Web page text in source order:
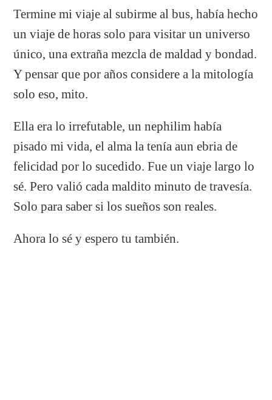
Termine mi viaje al subirme al bus, había hecho
un viaje de horas solo para visitar un universo
único, una extraña mezcla de maldad y bondad.
Y pensar que por años considere a la mitología
solo eso, mito.
Ella era lo irrefutable, un nephilim había
pisado mi vida, el alma la tenía aun ebria de
felicidad por lo sucedido. Fue un viaje largo lo
sé. Pero valió cada maldito minuto de travesía.
Solo para saber si los sueños son reales.
Ahora lo sé y espero tu también.